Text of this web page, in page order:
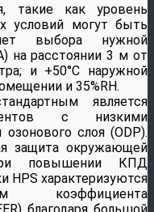
такие как уровень
условий могут быть
выбора нужной
на расстоянии 3 м от
и +50°С наружной
и 35%RH.
является
с низкими
слоя (ODP).
защита окружающей
повышении КПД
HPS характеризуются
коэффициента